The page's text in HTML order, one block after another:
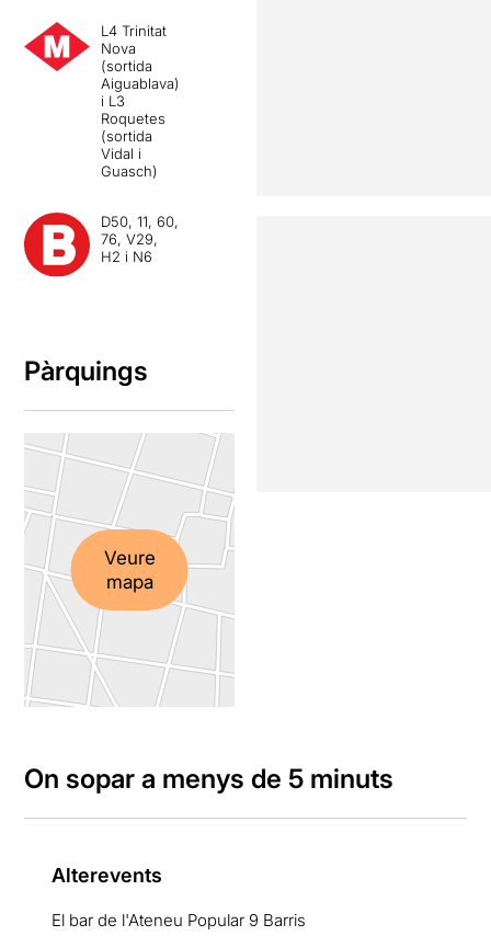
L4 Trinitat
Nova
(sortida
Aiguablava)
i L3
Roquetes
(sortida
Vidal i
Guasch)
D50, 11, 60,
76, V29,
H2 i N6
Pàrquings
Veure
mapa
On sopar a menys de 5 minuts
Alterevents
El bar de l'Ateneu Popular 9 Barris